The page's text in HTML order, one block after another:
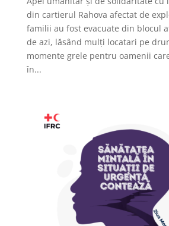
din cartierul Rahova afectat de
familii au fost evacuate din blocul
de azi, lăsând mulți locatari pe
momente grele pentru oamenii
în...